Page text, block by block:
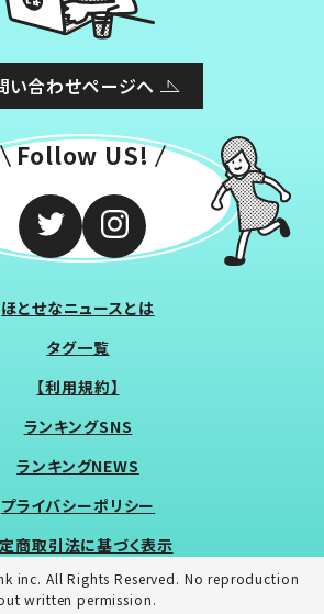
い合わせページへ
Follow US!
ほとせなニュースとは
タグ一覧
【利用規約】
ランキングSNS
ランキングNEWS
プライバシーポリシー
商取引法に基づく表示
inc. All Rights Reserved. No reproduction
written permission.